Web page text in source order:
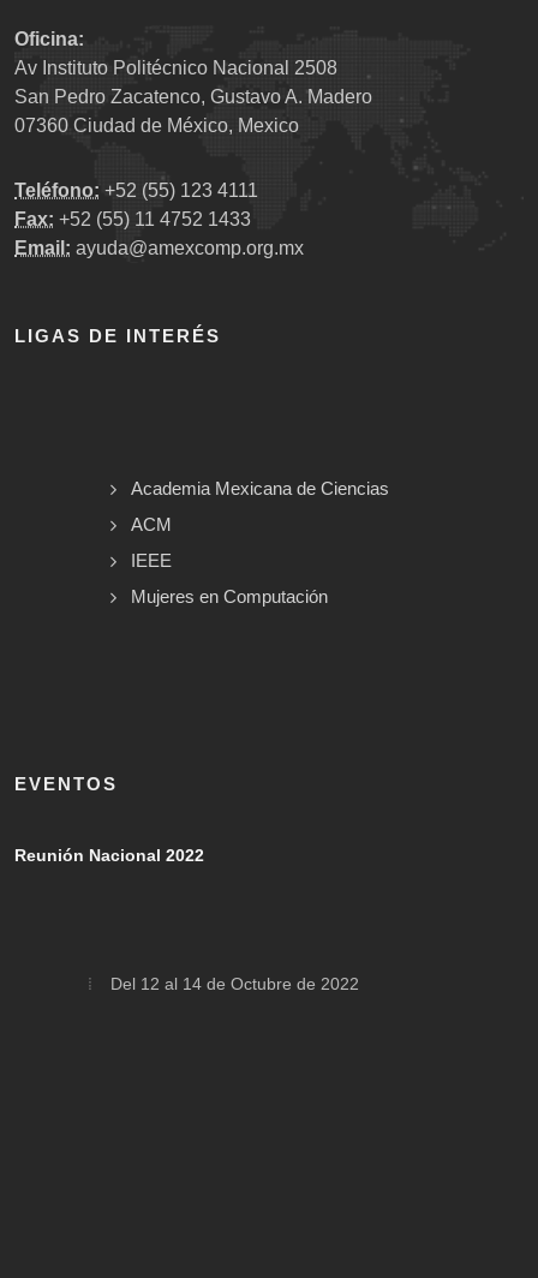
Oficina:
Av Instituto Politécnico Nacional 2508
San Pedro Zacatenco, Gustavo A. Madero
07360 Ciudad de México, Mexico
Teléfono: +52 (55) 123 4111
Fax: +52 (55) 11 4752 1433
Email: ayuda@amexcomp.org.mx
LIGAS DE INTERÉS
Academia Mexicana de Ciencias
ACM
IEEE
Mujeres en Computación
EVENTOS
Reunión Nacional 2022
Del 12 al 14 de Octubre de 2022